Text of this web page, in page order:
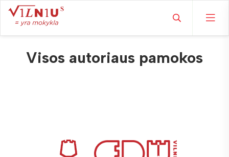
Visos autoriaus pamokos